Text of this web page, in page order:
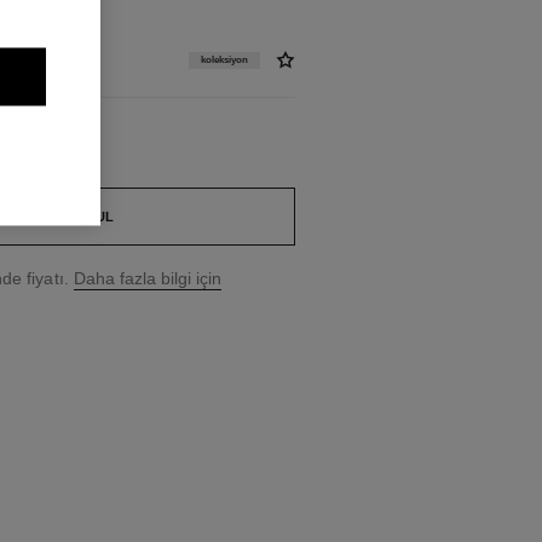
koleksiyon
BUTIK BUL
fiyatı. Daha fazla bilgi için